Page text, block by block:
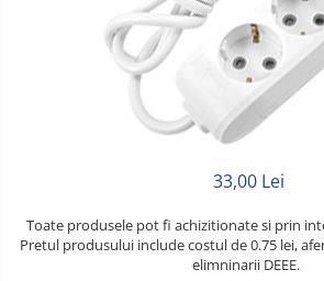
33,00 Lei
Toate produsele pot fi achizitionate si prin
Pretul produsului include costul de 0.75 lei,
elimninarii DEEE.